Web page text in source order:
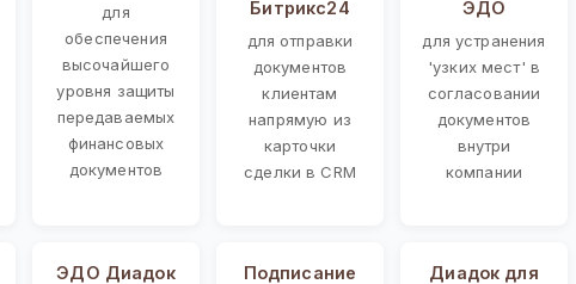
для
обеспечения
высочайшего
уровня защиты
передаваемых
финансовых
документов
Битрикс24
для отправки
документов
клиентам
напрямую из
карточки
сделки в CRM
ЭДО
для устранения
'узких мест' в
согласовании
документов
внутри
компании
ЭДО Диадок
Подписание
Диадок для